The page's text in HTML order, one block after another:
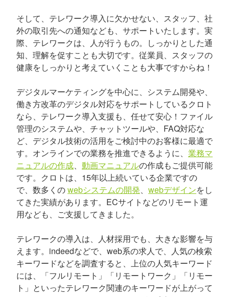
そして、テレワーク導入に欠かせない、スタッフ、社
外の取引先への通知なども、サポートいたします。実
際、テレワークは、人が行うもの。しっかりとした通
知、理解を促すことも大切です。従業員、スタッフの
健康をしっかりと考えていくことも大事ですからね！
デジタルマーケティングを中心に、システム開発や、
働き方改革のデジタル対応をサポートしているクロト
なら、テレワーク導入支援も、任せて安心！ファイル
管理のシステムや、チャットツールや、FAQ対応な
ど、デジタル技術の活用をご検討中のお客様に最適で
す。オンラインでの業務を推進できるように、 業務マ
ニュアルの作成、 動画マニュアルの作成もご提供可能
です。クロトは、15年以上続いている企業ですの
で、数多くのwebシステムの開発、 webデザインをし
てきた実績があります。ECサイトなどのリモート運
用なども、ご支援してきました。
テレワークの導入は、人材採用でも、大きな影響を与
えます。indeedなどで、web系の求人で、人気の検索
キーワードなどを調査すると、上位の人気キーワード
には、「フルリモート」「リモートワーク」「リモー
ト」といったテレワーク関連のキーワードが上がって